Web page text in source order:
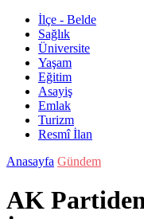
İlçe - Belde
Sağlık
Üniversite
Yaşam
Eğitim
Asayiş
Emlak
Turizm
Resmî İlan
Anasayfa Gündem
AK